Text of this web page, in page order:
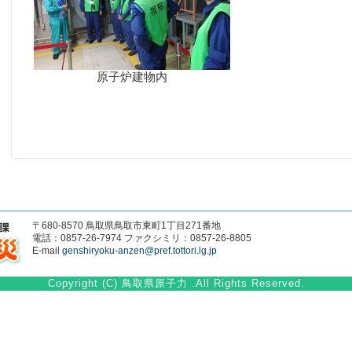
原子炉建物内
〒680-8570 鳥取県鳥取市東町1丁目271番地
電話：0857-26-7974 ファクシミリ：0857-26-8805
E-mail genshiryoku-anzen@pref.tottori.lg.jp
Copyright (C) 鳥取県原子力 .All Rights Reserved.